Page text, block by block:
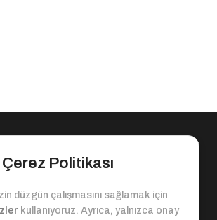
today and tomorrow!
Çerez Politikası
düzgün çalışmasını sağlamak için
kullanıyoruz. Ayrıca, yalnızca onay